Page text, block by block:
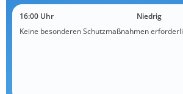
16:00 Uhr
Niedrig
Keine besonderen Schutzmaßnahmen